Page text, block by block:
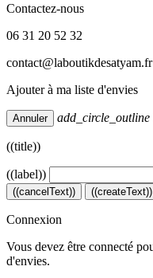
Contactez-nous
06 31 20 52 32
contact@laboutikdesatyam.fr
Ajouter à ma liste d'envies
Annuler add_circle_outline
((title))
((label))
((cancelText)) ((createText))
Connexion
Vous devez être connecté
d'envies.